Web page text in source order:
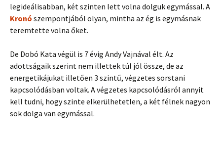
legideálisabban, két szinten lett volna dolguk egymással. A
Kronó szempontjából olyan, mintha az ég is egymásnak
teremtette volna őket.
De Dobó Kata végül is 7 évig Andy Vajnával élt. Az
adottságaik szerint nem illettek túl jól össze, de az
energetikájukat illetően 3 szintű, végzetes sorstani
kapcsolódásban voltak. A végzetes kapcsolódásról annyit
kell tudni, hogy szinte elkerülhetetlen, a két félnek nagyon
sok dolga van egymással.